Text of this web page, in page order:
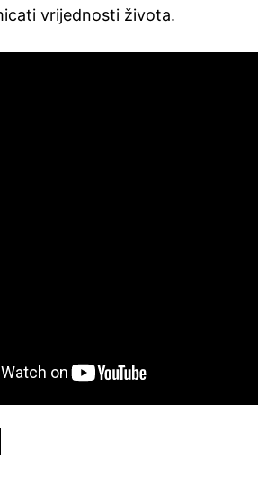
vrijednosti života.